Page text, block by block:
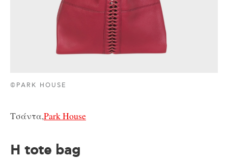
©PARK HOUSE
Τσάντα,Park House
H tote bag